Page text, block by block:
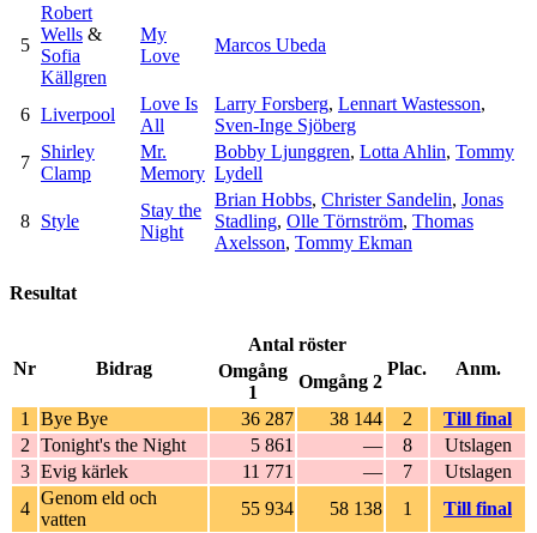
5
Robert
Wells &
Sofia
Källgren
My
Love
Marcos Ubeda
6 Liverpool
Love Is
All
Larry Forsberg, Lennart Wastesson,
Sven-Inge Sjöberg
7
Shirley
Clamp
Mr.
Memory
Bobby Ljunggren, Lotta Ahlin, Tommy
Lydell
8 Style
Stay the
Night
Brian Hobbs, Christer Sandelin, Jonas
Stadling, Olle Törnström, Thomas
Axelsson, Tommy Ekman
Resultat
Nr Bidrag
Antal röster
Plac.
Anm.
Omgång
1
Omgång 2
1
Bye Bye 36 287 38 144 2
Till final
2 Tonight's the Night 5 861 — 8
Utslagen
3 Evig kärlek 11 771 — 7
Utslagen
4
Genom eld och
vatten
55 934 58 138 1
Till final